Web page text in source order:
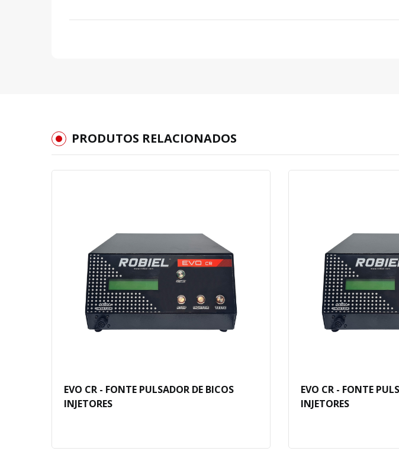
PRODUTOS RELACIONADOS
EVO CR - FONTE PULSADOR DE BICOS
INJETORES
EVO CR - FONTE
INJETORES